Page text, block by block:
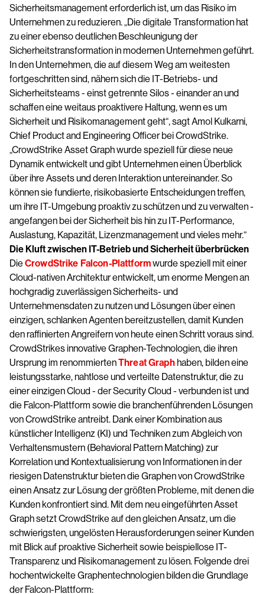
Sicherheitsmanagement erforderlich ist, um das Risiko im
Unternehmen zu reduzieren. „Die digitale Transformation hat
zu einer ebenso deutlichen Beschleunigung der
Sicherheitstransformation in modernen Unternehmen geführt.
In den Unternehmen, die auf diesem Weg am weitesten
fortgeschritten sind, nähern sich die IT-Betriebs- und
Sicherheitsteams - einst getrennte Silos - einander an und
schaffen eine weitaus proaktivere Haltung, wenn es um
Sicherheit und Risikomanagement geht“, sagt Amol Kulkarni,
Chief Product and Engineering Officer bei CrowdStrike.
„CrowdStrike Asset Graph wurde speziell für diese neue
Dynamik entwickelt und gibt Unternehmen einen Überblick
über ihre Assets und deren Interaktion untereinander. So
können sie fundierte, risikobasierte Entscheidungen treffen,
um ihre IT-Umgebung proaktiv zu schützen und zu verwalten -
angefangen bei der Sicherheit bis hin zu IT-Performance,
Auslastung, Kapazität, Lizenzmanagement und vieles mehr.“
Die Kluft zwischen IT-Betrieb und Sicherheit überbrücken
Die CrowdStrike Falcon-Plattformwurde speziell mit einer
Cloud-nativen Architektur entwickelt, um enorme Mengen an
hochgradig zuverlässigen Sicherheits- und
Unternehmensdaten zu nutzen und Lösungen über einen
einzigen, schlanken Agenten bereitzustellen, damit Kunden
den raffinierten Angreifern von heute einen Schritt voraus sind.
CrowdStrikes innovative Graphen-Technologien, die ihren
Ursprung im renommiertenThreat Graphhaben, bilden eine
leistungsstarke, nahtlose und verteilte Datenstruktur, die zu
einer einzigen Cloud - der Security Cloud - verbunden ist und
die Falcon-Plattform sowie die branchenführenden Lösungen
von CrowdStrike antreibt. Dank einer Kombination aus
künstlicher Intelligenz (KI) und Techniken zum Abgleich von
Verhaltensmustern (Behavioral Pattern Matching) zur
Korrelation und Kontextualisierung von Informationen in der
riesigen Datenstruktur bieten die Graphen von CrowdStrike
einen Ansatz zur Lösung der größten Probleme, mit denen die
Kunden konfrontiert sind. Mit dem neu eingeführten Asset
Graph setzt CrowdStrike auf den gleichen Ansatz, um die
schwierigsten, ungelösten Herausforderungen seiner Kunden
mit Blick auf proaktive Sicherheit sowie beispiellose IT-
Transparenz und Risikomanagement zu lösen. Folgende drei
hochentwickelte Graphentechnologien bilden die Grundlage
der Falcon-Plattform: